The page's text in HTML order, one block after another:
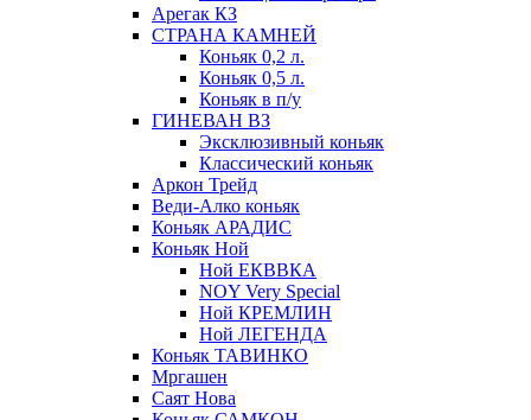
Арегак КЗ
СТРАНА КАМНЕЙ
Коньяк 0,2 л.
Коньяк 0,5 л.
Коньяк в п/у
ГИНЕВАН ВЗ
Эксклюзивный коньяк
Классический коньяк
Аркон Трейд
Веди-Алко коньяк
Коньяк АРАДИС
Коньяк Ной
Ной ЕКВВКА
NOY Very Special
Ной КРЕМЛИН
Ной ЛЕГЕНДА
Коньяк ТАВИНКО
Мргашен
Саят Нова